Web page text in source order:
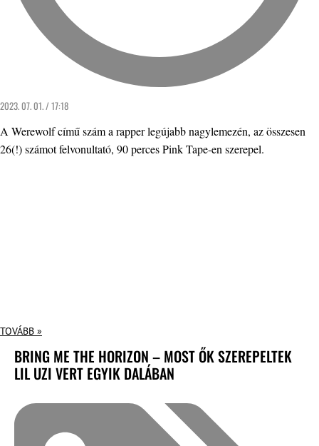
2023. 07. 01. / 17:18
A Werewolf című szám a rapper legújabb nagylemezén, az összesen
26(!) számot felvonultató, 90 perces Pink Tape-en szerepel.
TOVÁBB »
BRING ME THE HORIZON – MOST ŐK SZEREPELTEK
LIL UZI VERT EGYIK DALÁBAN